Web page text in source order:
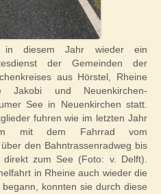
in diesem Jahr wieder ein
der Gemeinden der
aus Hörstel, Rheine
Jakobi und Neuenkirchen-
See in Neuenkirchen statt.
fuhren wie im letzten Jahr
mit dem Fahrrad vom
den Bahn­trassen­radweg bis
direkt zum See (Foto: v. Delft).
in Rheine auch wieder die
begann, konnten sie durch diese